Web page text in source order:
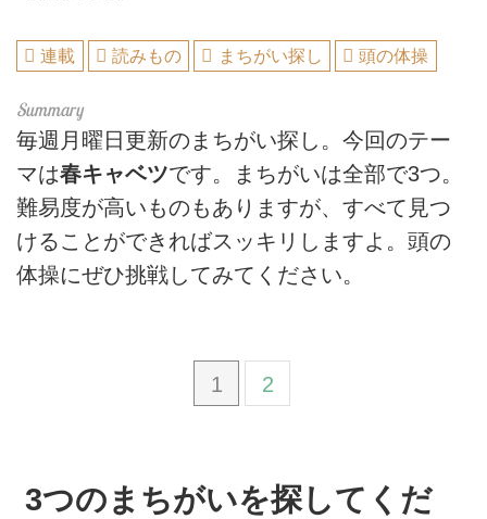
連載 読みもの まちがい探し 頭の体操
毎週月曜日更新のまちがい探し。今回のテー
マは春キャベツです。まちがいは全部で3つ。
難易度が高いものもありますが、すべて見つ
けることができればスッキリしますよ。頭の
体操にぜひ挑戦してみてください。
1 2
3つのまちがいを探してくだ